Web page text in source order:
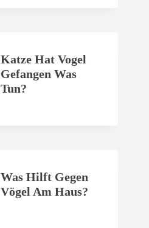
Katze Hat Vogel
Gefangen Was
Tun?
Was Hilft Gegen
Vögel Am Haus?